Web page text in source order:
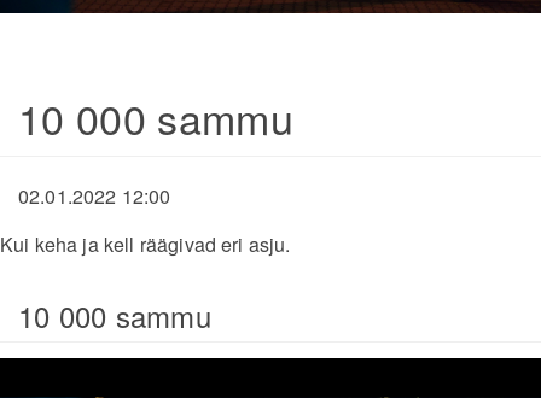
10 000 sammu
02.01.2022 12:00
Kui keha ja kell räägivad eri asju.
10 000 sammu